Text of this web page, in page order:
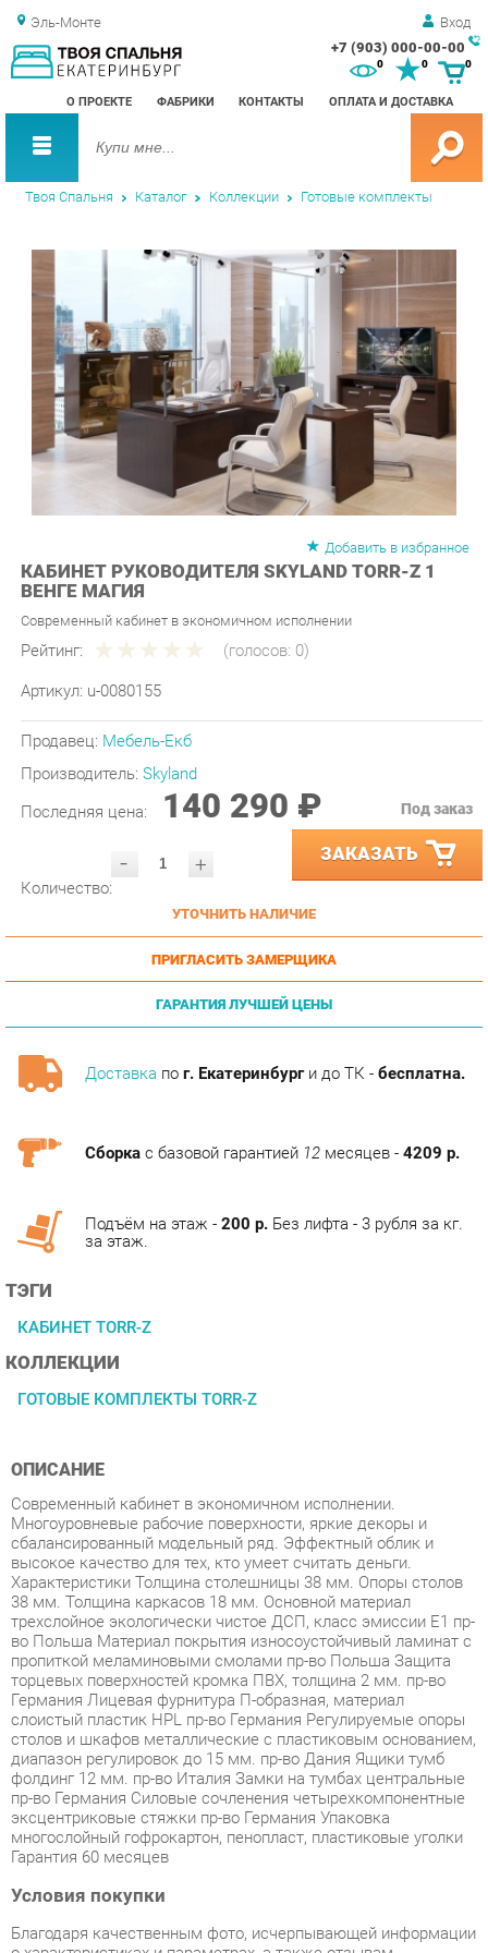
Эль-Монте Вход
+7 (903) 000-00-00
О ПРОЕКТЕ ФАБРИКИ КОНТАКТЫ ОПЛАТА И ДОСТАВКА
0 0
Твоя Спальня Каталог Коллекции Готовые комплекты
КАБИНЕТ РУКОВОДИТЕЛЯ SKYLAND TORR-Z 1
ВЕНГЕ МАГИЯ
Современный кабинет в экономичном исполнении
Рейтинг: (голосов:0)
u-0080155
Производитель:Skyland
Последняя цена: 140 290 ₽
- ЗАКАЗАТЬ
УТОЧНИТЬ НАЛИЧИЕ
ПРИГЛАСИТЬ ЗАМЕРЩИКА
ГАРАНТИЯ ЛУЧШЕЙ ЦЕНЫ
Доставкапог. Екатеринбурги до ТК -бесплатна.
ТЭГИ
ОПИСАНИЕ
Многоуровневые рабочие поверхности, яркие декоры и
сбалансированный модельный ряд. Эффектный облик и
высокое качество для тех, кто умеет считать деньги.
Характеристики Толщина столешницы 38 мм. Опоры столов
38 мм. Толщина каркасов 18 мм. Основной материал
трехслойное экологически чистое ДСП, класс эмиссии Е1 пр-
во Польша Материал покрытия износоустойчивый ламинат с
пропиткой меламиновыми смолами пр-во Польша Защита
торцевых поверхностей кромка ПВХ, толщина 2 мм. пр-во
Германия Лицевая фурнитура П-образная, материал
слоистый пластик HPL пр-во Германия Регулируемые опоры
столов и шкафов металлические с пластиковым основанием,
диапазон регулировок до 15 мм. пр-во Дания Ящики тумб
фолдинг 12 мм. пр-во Италия Замки на тумбах центральные
пр-во Германия Силовые сочленения четырехкомпонентные
эксцентриковые стяжки пр-во Германия Упаковка
многослойный гофрокартон, пенопласт, пластиковые уголки
Гарантия 60 месяцев
Условия покупки
Благодаря качественным фото, исчерпывающей информации
покупателей маркетплэйса «Спальни-Екатеринбург» купить
категории Готовые комплекты производства Skyland с